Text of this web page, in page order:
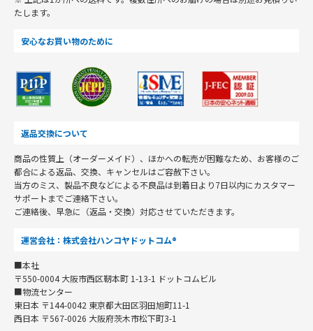
たします。
安心なお買い物のために
返品交換について
商品の性質上（オーダーメイド）、ほかへの転売が困難なため、お客様のご
都合による返品、交換、キャンセルはご容赦下さい。
当方のミス、製品不良などによる不良品は到着日より7日以内にカスタマー
サポートまでご連絡下さい。
ご連絡後、早急に（返品・交換）対応させていただきます。
運営会社：株式会社ハンコヤドットコム®
■本社
〒550-0004 大阪市西区靭本町 1-13-1 ドットコムビル
■物流センター
東日本 〒144-0042 東京都大田区羽田旭町11-1
西日本 〒567-0026 大阪府茨木市松下町3-1